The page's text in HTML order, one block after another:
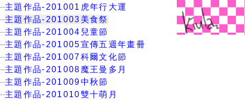
主題作品-201001虎年行大運
主題作品-201003美食祭
主題作品-201004兒童節
主題作品-201005宣傳五週年畫冊
主題作品-201007科爾文化節
主題作品-201008魔王曼多月
主題作品-201009中秋節
主題作品-201010雙十萌月